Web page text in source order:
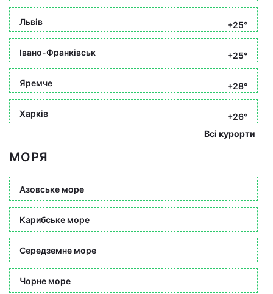
Львів +25°
Івано-Франківськ +25°
Яремче +28°
Харків
+26°
Всі курорти
МОРЯ
Азовське море
Карибське море
Середземне море
Чорне море